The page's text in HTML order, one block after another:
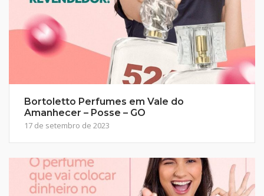
Bortoletto Perfumes em Vale do
Amanhecer – Posse – GO
17 de setembro de 2023